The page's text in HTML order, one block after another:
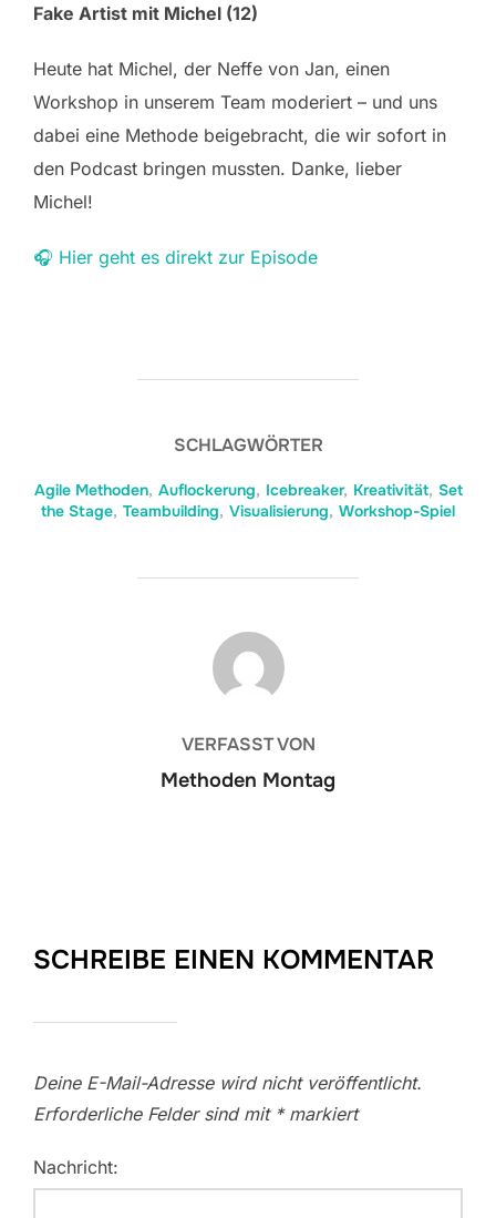
Fake Artist mit Michel (12)
Heute hat Michel, der Neffe von Jan, einen
Workshop in unserem Team moderiert – und uns
dabei eine Methode beigebracht, die wir sofort in
den Podcast bringen mussten. Danke, lieber
Michel!
🎧 Hier geht es direkt zur Episode
SCHLAGWÖRTER
Agile Methoden, Auflockerung, Icebreaker, Kreativität, Set
the Stage, Teambuilding, Visualisierung, Workshop-Spiel
BEITRAGSAUTOR
VERFASST VON
Methoden Montag
SCHREIBE EINEN KOMMENTAR
Deine E-Mail-Adresse wird nicht veröffentlicht.
Erforderliche Felder sind mit *markiert
Nachricht: